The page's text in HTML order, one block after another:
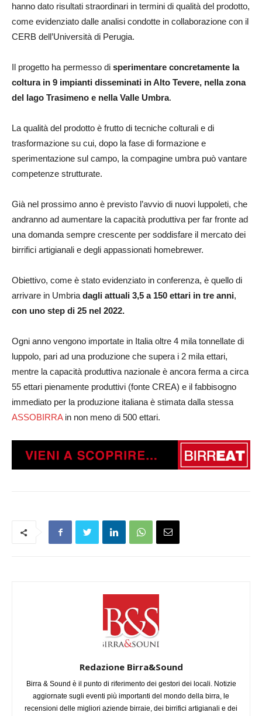
hanno dato risultati straordinari in termini di qualità del prodotto,
come evidenziato dalle analisi condotte in collaborazione con il
CERB dell’Università di Perugia.
Il progetto ha permesso di sperimentare concretamente la
coltura in 9 impianti disseminati in Alto Tevere, nella zona
del lago Trasimeno e nella Valle Umbra.
La qualità del prodotto è frutto di tecniche colturali e di
trasformazione su cui, dopo la fase di formazione e
sperimentazione sul campo, la compagine umbra può vantare
competenze strutturate.
Già nel prossimo anno è previsto l’avvio di nuovi luppoleti, che
andranno ad aumentare la capacità produttiva per far fronte ad
una domanda sempre crescente per soddisfare il mercato dei
birrifici artigianali e degli appassionati homebrewer.
Obiettivo, come è stato evidenziato in conferenza, è quello di
arrivare in Umbria dagli attuali 3,5 a 150 ettari in tre anni,
con uno step di 25 nel 2022.
Ogni anno vengono importate in Italia oltre 4 mila tonnellate di
luppolo, pari ad una produzione che supera i 2 mila ettari,
mentre la capacità produttiva nazionale è ancora ferma a circa
55 ettari pienamente produttivi (fonte CREA) e il fabbisogno
immediato per la produzione italiana è stimata dalla stessa
ASSOBIRRAin non meno di 500 ettari.
Redazione Birra&Sound
Birra & Sound è il punto di riferimento dei gestori dei locali. Notizie
aggiornate sugli eventi più importanti del mondo della birra, le
recensioni delle migliori aziende birraie, dei birrifici artigianali e dei